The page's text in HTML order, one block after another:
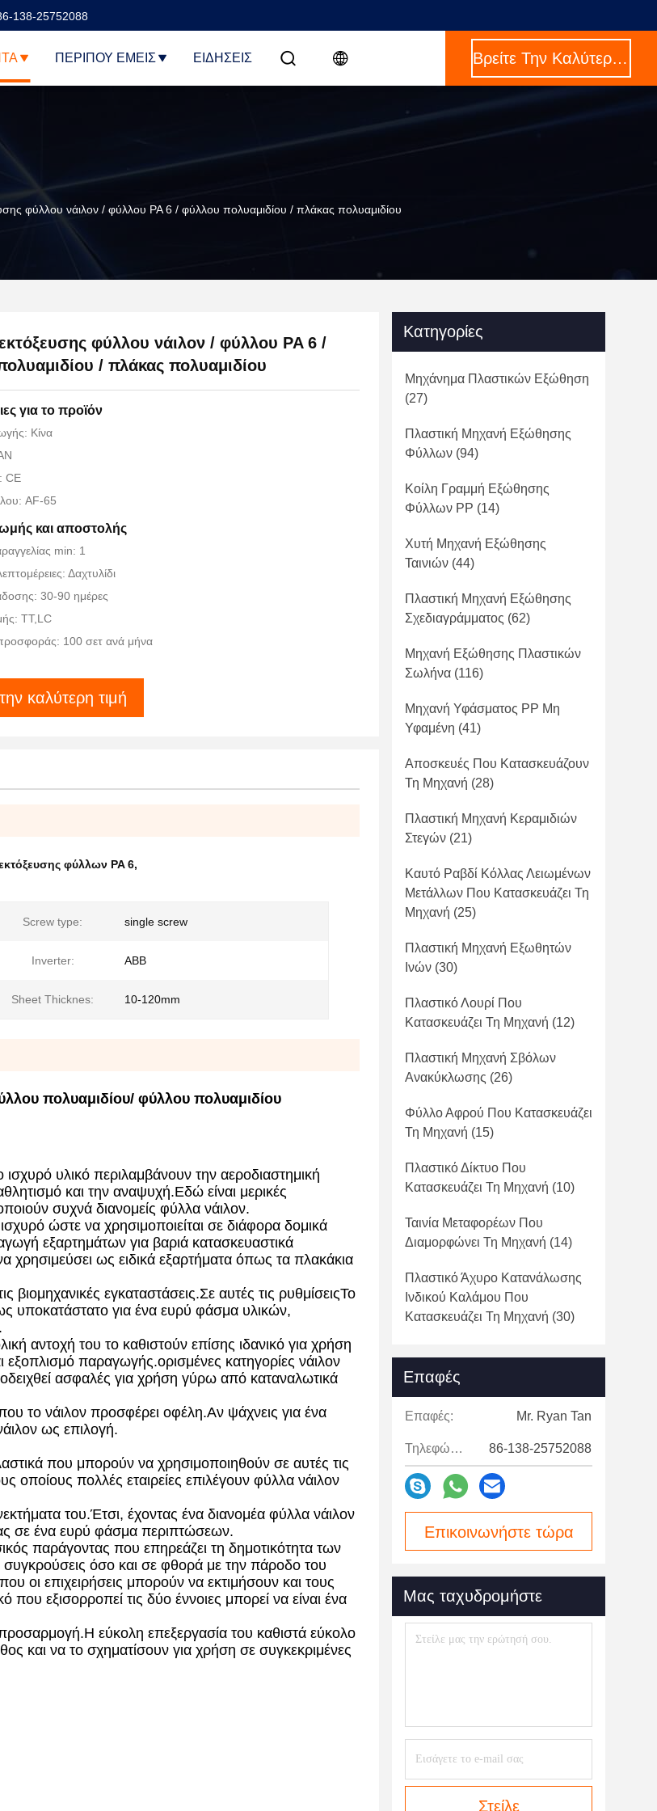
138-25752088
ΠΕΡΊΠΟΥ ΕΜΕΊΣ ΕΙΔΗΣΕΙΣ Βρείτε Την Καλύτερη Τιμή
φύλλου νάιλον / φύλλου PA 6 / φύλλου πολυαμιδίου / πλάκας πολυαμιδίου
φύλλου νάιλον / φύλλου PA 6 /
/ πλάκας πολυαμιδίου
για το προϊόν
Κίνα
CE
AF-65
και αποστολής
min: 1
Δαχτυλίδι
30-90 ημέρες
TT,LC
100 σετ ανά μήνα
καλύτερη τιμή
φύλλων PA 6,
Screw type: single screw
Inverter: ABB
Sheet Thicknes: 10-120mm
πολυαμιδίου/ φύλλου πολυαμιδίου
υλικό περιλαμβάνουν την αεροδιαστημική
και την αναψυχή.Εδώ είναι μερικές
συχνά διανομείς φύλλα νάιλον.
ώστε να χρησιμοποιείται σε διάφορα δομικά
εξαρτημάτων για βαριά κατασκευαστικά
χρησιμεύσει ως ειδικά εξαρτήματα όπως τα πλακάκια
βιομηχανικές εγκαταστάσεις.Σε αυτές τις ρυθμίσειςΤο
υποκατάστατο για ένα ευρύ φάσμα υλικών,
αντοχή του το καθιστούν επίσης ιδανικό για χρήση
εξοπλισμό παραγωγής.ορισμένες κατηγορίες νάιλον
ασφαλές για χρήση γύρω από καταναλωτικά
το νάιλον προσφέρει οφέλη.Αν ψάχνεις για ένα
ως επιλογή.
που μπορούν να χρησιμοποιηθούν σε αυτές τις
οποίους πολλές εταιρείες επιλέγουν φύλλα νάιλον
του.Έτσι, έχοντας ένα διανομέα φύλλα νάιλον
σε ένα ευρύ φάσμα περιπτώσεων.
παράγοντας που επηρεάζει τη δημοτικότητα των
συγκρούσεις όσο και σε φθορά με την πάροδο του
οι επιχειρήσεις μπορούν να εκτιμήσουν και τους
εξισορροπεί τις δύο έννοιες μπορεί να είναι ένα
εύκολη επεξεργασία του καθιστά εύκολο
και να το σχηματίσουν για χρήση σε συγκεκριμένες
Κατηγορίες
Μηχάνημα Πλαστικών Εξώθηση
(27)
Πλαστική Μηχανή Εξώθησης
Φύλλων (94)
Κοίλη Γραμμή Εξώθησης
Φύλλων PP (14)
Χυτή Μηχανή Εξώθησης
Ταινιών (44)
Πλαστική Μηχανή Εξώθησης
Σχεδιαγράμματος (62)
Μηχανή Εξώθησης Πλαστικών
Σωλήνα (116)
Μηχανή Υφάσματος PP Μη
Υφαμένη (41)
Αποσκευές Που Κατασκευάζουν
Τη Μηχανή (28)
Πλαστική Μηχανή Κεραμιδιών
Στεγών (21)
Καυτό Ραβδί Κόλλας Λειωμένων
Μετάλλων Που Κατασκευάζει Τη
Μηχανή (25)
Πλαστική Μηχανή Εξωθητών
Ινών (30)
Πλαστικό Λουρί Που
Κατασκευάζει Τη Μηχανή (12)
Πλαστική Μηχανή Σβόλων
Ανακύκλωσης (26)
Φύλλο Αφρού Που Κατασκευάζει
Τη Μηχανή (15)
Πλαστικό Δίκτυο Που
Κατασκευάζει Τη Μηχανή (10)
Ταινία Μεταφορέων Που
Διαμορφώνει Τη Μηχανή (14)
Πλαστικό Άχυρο Κατανάλωσης
Ινδικού Καλάμου Που
Κατασκευάζει Τη Μηχανή (30)
Επαφές
Επαφές: Mr. Ryan Tan
Τηλεφώνημα: 86-138-25752088
Επικοινωνήστε τώρα
Μας ταχυδρομήστε
Στείλε